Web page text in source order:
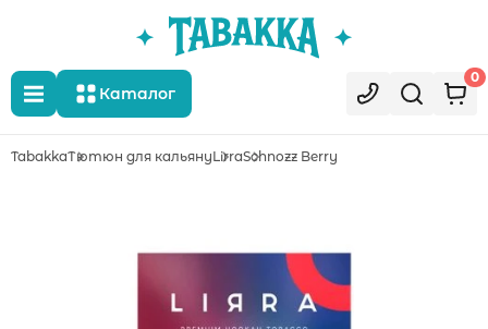
Каталог
0
TabakkaТютюн для кальянуLirraSchnozz Berry